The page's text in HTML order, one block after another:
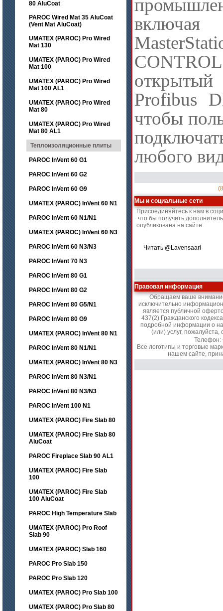
80 AluCoat
PAROC Wired Mat 35 AluCoat
(Vent Mat AluCoat)
UMATEX (PAROC) Pro Wired
Mat 130
UMATEX (PAROC) Pro Wired
Mat 100
UMATEX (PAROC) Pro Wired
Mat 100 AL1
UMATEX (PAROC) Pro Wired
Mat 80
UMATEX (PAROC) Pro Wired
Mat 80 AL1
Теплоизоляционные плиты
PAROC InVent 60 G1
PAROC InVent 60 G2
PAROC InVent 60 G9
UMATEX (PAROC) InVent 60 N1
PAROC InVent 60 N1/N1
UMATEX (PAROC) InVent 60 N3
PAROC InVent 60 N3/N3
PAROC InVent 70 N3
PAROC InVent 80 G1
PAROC InVent 80 G2
PAROC InVent 80 G5/N1
PAROC InVent 80 G9
UMATEX (PAROC) InVent 80 N1
PAROC InVent 80 N1/N1
UMATEX (PAROC) InVent 80 N3
PAROC InVent 80 N3/N1
PAROC InVent 80 N3/N3
PAROC InVent 100 N1
UMATEX (PAROC) Fire Slab 80
UMATEX (PAROC) Fire Slab 80
AluCoat
PAROC Fireplace Slab 90 AL1
UMATEX (PAROC) Fire Slab
100
UMATEX (PAROC) Fire Slab
100 AluCoat
PAROC High Temperature Slab
UMATEX (PAROC) Pro Roof
Slab 90
UMATEX (PAROC) Slab 160
PAROC Pro Slab 150
PAROC Pro Slab 120
UMATEX (PAROC) Pro Slab 100
UMATEX (PAROC) Pro Slab 80
Profibus
чтобы
любого
Мы и социальные сети
Присоединяйтесь к нам в
что бы получить
опубликована на сайте.
Читать @Lavensaari
Правовая информация
Обращаем ваше
исключительно
является публичной
437(2) Гражданского
подробной информации о
(или) услуг,
Телефон:
Все логотипы и торговые
нашем сайте,